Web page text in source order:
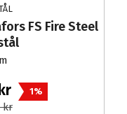
FS Fire Steel
1%
kr